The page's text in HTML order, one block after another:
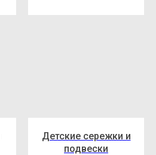
Детские сережки и
подвески